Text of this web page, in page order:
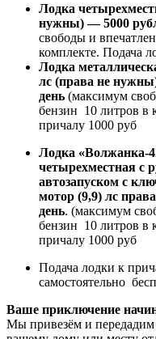
Лодка
нужны) — 5000
свободы и
комплекте. Подача
Лодка
лс (права не
день (максимум
бензин 10 литров в
причалу 1000 руб
Лодка «Волжанка-
четырехместная с
автозапуском с
мотор (9,9) лс
день. (максимум
бензин 10 литров в
причалу 1000 руб
Подача лодки к
самостоятельно
Ваше приключение
Мы привезём и